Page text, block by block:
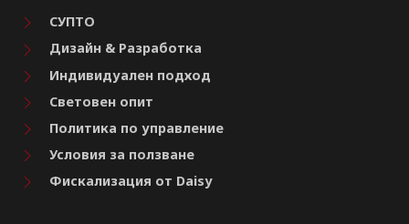
СУПТО
Дизайн & Разработка
Индивидуален подход
Световен опит
Политика по управление
Условия за ползване
Фискализация от Daisy